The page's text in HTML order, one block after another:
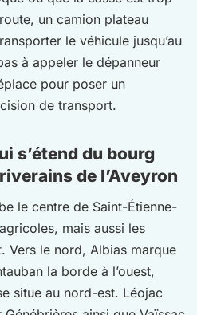
un camion plateau
le véhicule jusqu’au
à appeler le dépanneur
pour poser un
de transport.
s’étend du bourg
de l’Aveyron
le centre de Saint-Étienne-
mais aussi les
Vers le nord, Albias marque
la borde à l’ouest,
situe au nord-est. Léojac